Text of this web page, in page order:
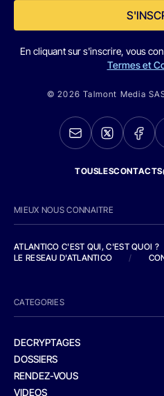
En cliquant sur s'inscrire, vous
Termes et
© 2026 Talmont Media
MIEUX NOUS CONNAITRE
ATLANTICO C'EST QUI, C'EST QUOI ?
LE RESEAU D'ATLANTICO
/
CATEGORIES
DECRYPTAGES
DOSSIERS
RENDEZ-VOUS
VIDEOS